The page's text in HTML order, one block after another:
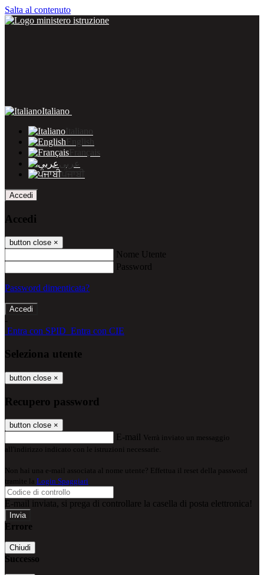
Salta al contenuto
Italiano
Italiano
English
Français
عربى
ਪੰਜਾਬੀ
Accedi
Accedi
button close ×
Nome Utente
Password
Password dimenticata?
-
Entra con SPID Entra con CIE
Seleziona utente
button close ×
Recupero password
button close ×
E-mail Verrà inviato un messaggio
all'indirizzo indicato con le istruzioni necessarie.
Non hai una e-mail associata al nome utente? Effettua il reset della password
tramite la Login Spaggiari
E-mail inviata, si prega di controllare la casella di posta elettronica!
Errore
Chiudi
Successo